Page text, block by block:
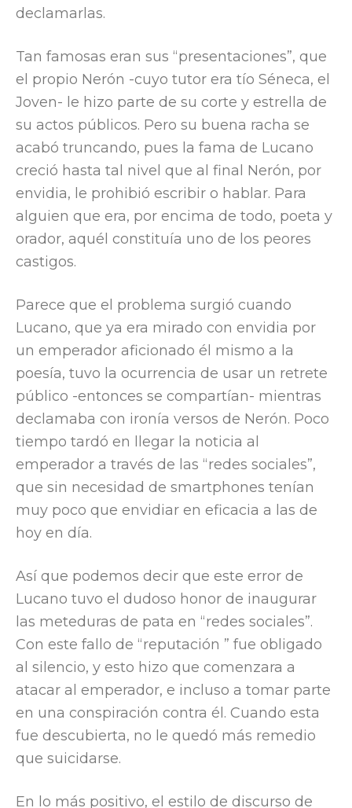
declamarlas.
Tan famosas eran sus “presentaciones”, que
el propio Nerón -cuyo tutor era tío Séneca, el
Joven- le hizo parte de su corte y estrella de
su actos públicos. Pero su buena racha se
acabó truncando, pues la fama de Lucano
creció hasta tal nivel que al final Nerón, por
envidia, le prohibió escribir o hablar. Para
alguien que era, por encima de todo, poeta y
orador, aquél constituía uno de los peores
castigos.
Parece que el problema surgió cuando
Lucano, que ya era mirado con envidia por
un emperador aficionado él mismo a la
poesía, tuvo la ocurrencia de usar un retrete
público -entonces se compartían- mientras
declamaba con ironía versos de Nerón. Poco
tiempo tardó en llegar la noticia al
emperador a través de las “redes sociales”,
que sin necesidad de smartphones tenían
muy poco que envidiar en eficacia a las de
hoy en día.
Así que podemos decir que este error de
Lucano tuvo el dudoso honor de inaugurar
las meteduras de pata en “redes sociales”.
Con este fallo de “reputación ” fue obligado
al silencio, y esto hizo que comenzara a
atacar al emperador, e incluso a tomar parte
en una conspiración contra él. Cuando esta
fue descubierta, no le quedó más remedio
que suicidarse.
En lo más positivo, el estilo de discurso de